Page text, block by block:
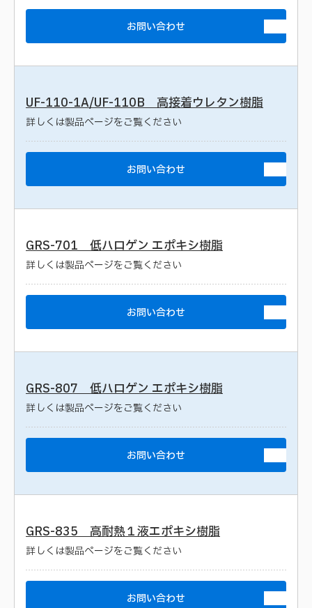
お問い合わせ
UF-110-1A/UF-110B 高接着ウレタン樹脂
詳しくは製品ページをご覧ください
お問い合わせ
GRS-701 低ハロゲン エポキシ樹脂
詳しくは製品ページをご覧ください
お問い合わせ
GRS-807 低ハロゲン エポキシ樹脂
詳しくは製品ページをご覧ください
お問い合わせ
GRS-835 高耐熱１液エポキシ樹脂
詳しくは製品ページをご覧ください
お問い合わせ